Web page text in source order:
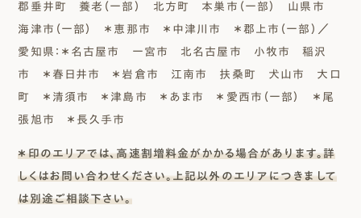
郡垂井町 養老（一部） 北方町 本巣市（一部） 山県市
海津市（一部） ＊恵那市 ＊中津川市 ＊郡上市（一部）／
愛知県：＊名古屋市 一宮市 北名古屋市 小牧市 稲沢
市 ＊春日井市 ＊岩倉市 江南市 扶桑町 犬山市 大口
町 ＊清須市 ＊津島市 ＊あま市 ＊愛西市（一部） ＊尾
張旭市 ＊長久手市
＊印のエリアでは、高速割増料金がかかる場合があります。詳
しくはお問い合わせください。上記以外のエリアにつきまして
は別途ご相談下さい。